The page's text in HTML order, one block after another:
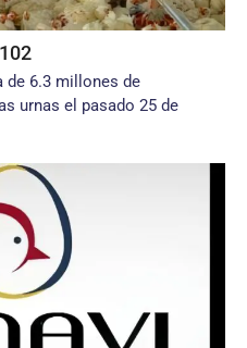
de 6.3 millones de
urnas el pasado 25 de